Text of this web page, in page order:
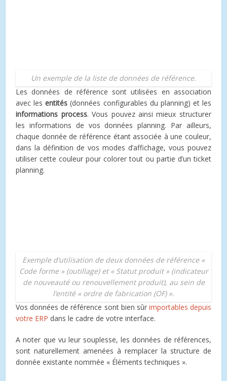
Un exemple de la liste de données de référence.
Les données de référence sont utilisées en association
avec lesentités (données configurables du planning) et les
informations process. Vous pouvez ainsi mieux structurer
les informations de vos données planning. Par ailleurs,
chaque donnée de référence étant associée à une couleur,
dans la définition de vos modes d’affichage, vous pouvez
utiliser cette couleur pour colorer tout ou partie d’un ticket
planning.
Exemple d’utilisation de deux données de référence «
Code forme » (outillage) et « Statut produit » (indicateur
de nouveauté ou renouvellement produit), au sein de
l’entité « ordre de fabrication (OF) ».
Vos données de référence sont bien sûr importables depuis
votre ERP dans le cadre de votre interface.
A noter que vu leur souplesse, les données de références,
sont naturellement amenées à remplacer la structure de
donnée existante nommée « Éléments techniques ».